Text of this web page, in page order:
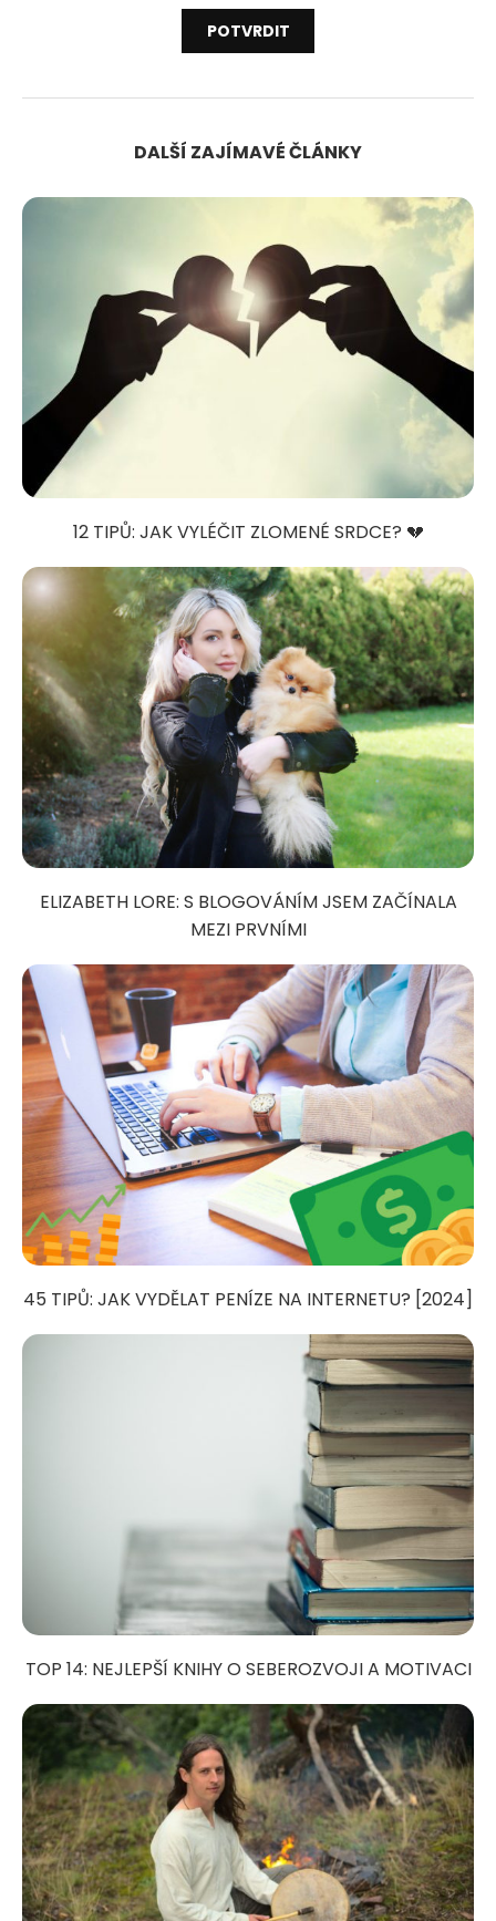
DALŠÍ ZAJÍMAVÉ ČLÁNKY
12 TIPŮ: JAK VYLÉČIT ZLOMENÉ SRDCE? 💔
ELIZABETH LORE: S BLOGOVÁNÍM JSEM ZAČÍNALA
MEZI PRVNÍMI
45 TIPŮ: JAK VYDĚLAT PENÍZE NA INTERNETU? [2024]
TOP 14: NEJLEPŠÍ KNIHY O SEBEROZVOJI A MOTIVACI